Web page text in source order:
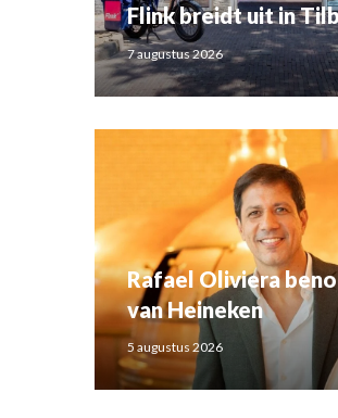
Flink breidt uit in
7 augustus 2026
Rafael Oliviera
van Heineken
5 augustus 2026